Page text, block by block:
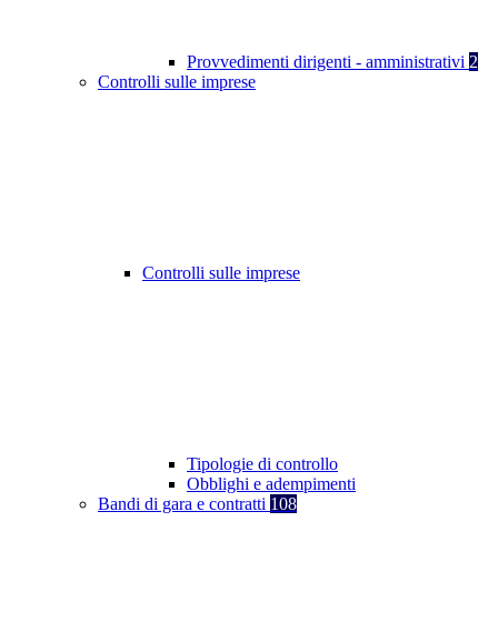
Provvedimenti dirigenti - amministrativi 2
Controlli sulle imprese
Controlli sulle imprese
Tipologie di controllo
Obblighi e adempimenti
Bandi di gara e contratti 108